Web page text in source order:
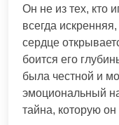
Он не из тех, кто
всегда
сердце
боится его
была честной и
эмоциональный
тайна, которую